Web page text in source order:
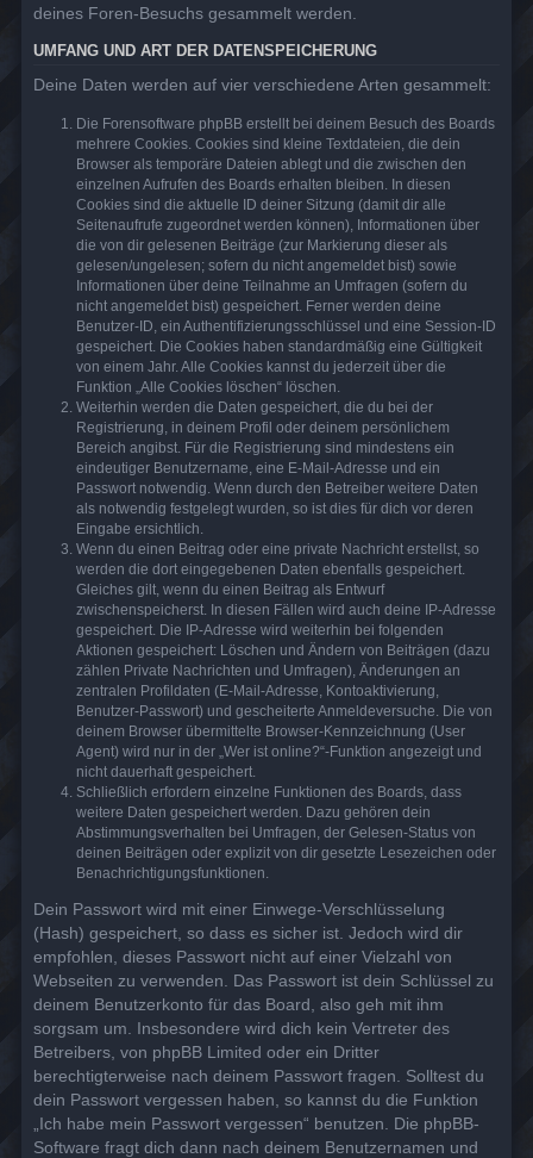
deines Foren-Besuchs gesammelt werden.
UMFANG UND ART DER DATENSPEICHERUNG
Deine Daten werden auf vier verschiedene Arten gesammelt:
Die Forensoftware phpBB erstellt bei deinem Besuch des Boards
mehrere Cookies. Cookies sind kleine Textdateien, die dein
Browser als temporäre Dateien ablegt und die zwischen den
einzelnen Aufrufen des Boards erhalten bleiben. In diesen
Cookies sind die aktuelle ID deiner Sitzung (damit dir alle
Seitenaufrufe zugeordnet werden können), Informationen über
die von dir gelesenen Beiträge (zur Markierung dieser als
gelesen/ungelesen; sofern du nicht angemeldet bist) sowie
Informationen über deine Teilnahme an Umfragen (sofern du
nicht angemeldet bist) gespeichert. Ferner werden deine
Benutzer-ID, ein Authentifizierungsschlüssel und eine Session-ID
gespeichert. Die Cookies haben standardmäßig eine Gültigkeit
von einem Jahr. Alle Cookies kannst du jederzeit über die
Funktion „Alle Cookies löschen“ löschen.
Weiterhin werden die Daten gespeichert, die du bei der
Registrierung, in deinem Profil oder deinem persönlichem
Bereich angibst. Für die Registrierung sind mindestens ein
eindeutiger Benutzername, eine E-Mail-Adresse und ein
Passwort notwendig. Wenn durch den Betreiber weitere Daten
als notwendig festgelegt wurden, so ist dies für dich vor deren
Eingabe ersichtlich.
Wenn du einen Beitrag oder eine private Nachricht erstellst, so
werden die dort eingegebenen Daten ebenfalls gespeichert.
Gleiches gilt, wenn du einen Beitrag als Entwurf
zwischenspeicherst. In diesen Fällen wird auch deine IP-Adresse
gespeichert. Die IP-Adresse wird weiterhin bei folgenden
Aktionen gespeichert: Löschen und Ändern von Beiträgen (dazu
zählen Private Nachrichten und Umfragen), Änderungen an
zentralen Profildaten (E-Mail-Adresse, Kontoaktivierung,
Benutzer-Passwort) und gescheiterte Anmeldeversuche. Die von
deinem Browser übermittelte Browser-Kennzeichnung (User
Agent) wird nur in der „Wer ist online?“-Funktion angezeigt und
nicht dauerhaft gespeichert.
Schließlich erfordern einzelne Funktionen des Boards, dass
weitere Daten gespeichert werden. Dazu gehören dein
Abstimmungsverhalten bei Umfragen, der Gelesen-Status von
deinen Beiträgen oder explizit von dir gesetzte Lesezeichen oder
Benachrichtigungsfunktionen.
Dein Passwort wird mit einer Einwege-Verschlüsselung
(Hash) gespeichert, so dass es sicher ist. Jedoch wird dir
empfohlen, dieses Passwort nicht auf einer Vielzahl von
Webseiten zu verwenden. Das Passwort ist dein Schlüssel zu
deinem Benutzerkonto für das Board, also geh mit ihm
sorgsam um. Insbesondere wird dich kein Vertreter des
Betreibers, von phpBB Limited oder ein Dritter
berechtigterweise nach deinem Passwort fragen. Solltest du
dein Passwort vergessen haben, so kannst du die Funktion
„Ich habe mein Passwort vergessen“ benutzen. Die phpBB-
Software fragt dich dann nach deinem Benutzernamen und